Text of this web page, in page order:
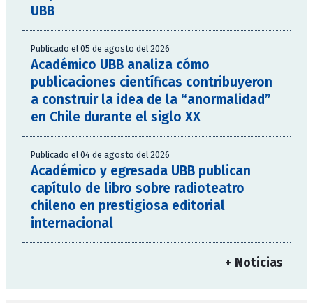
UBB
Publicado el 05 de agosto del 2026
Académico UBB analiza cómo
publicaciones científicas contribuyeron
a construir la idea de la “anormalidad”
en Chile durante el siglo XX
Publicado el 04 de agosto del 2026
Académico y egresada UBB publican
capítulo de libro sobre radioteatro
chileno en prestigiosa editorial
internacional
+ Noticias